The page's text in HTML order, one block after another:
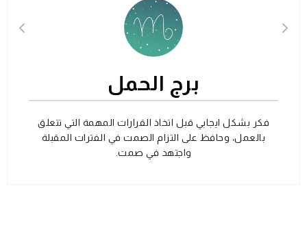
برج الحمل
فكر بشكل ايجابي قبل اتخاذ القرارات المهمة التي تتعلق
بالعمل، وحافظ على التزام الصمت في الفترات المقبلة
واجتهد في صمت.